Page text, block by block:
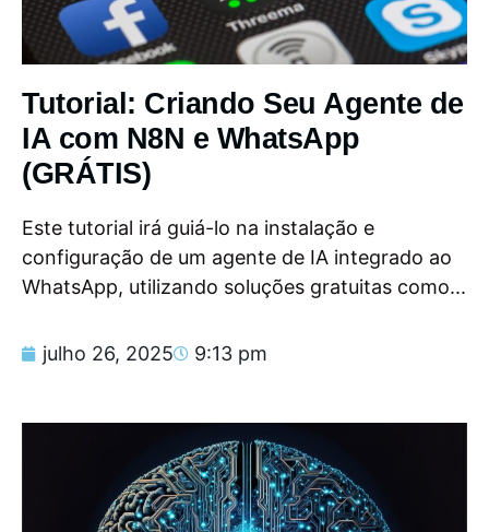
Tutorial: Criando Seu Agente de
IA com N8N e WhatsApp
(GRÁTIS)
Este tutorial irá guiá-lo na instalação e
configuração de um agente de IA integrado ao
WhatsApp, utilizando soluções gratuitas como...
julho 26, 2025 9:13 pm